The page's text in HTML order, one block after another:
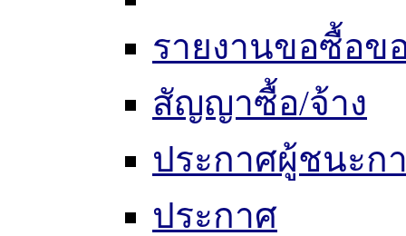
รายงานขอซื้อข
สัญญาซื้อ/จ้าง
ประกาศผู้ชนะก
ประกาศ